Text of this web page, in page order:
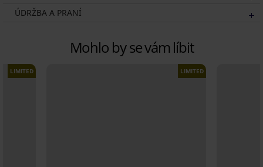
ÚDRŽBA A PRANÍ
Mohlo by se vám líbit
LIMITED LIMITED